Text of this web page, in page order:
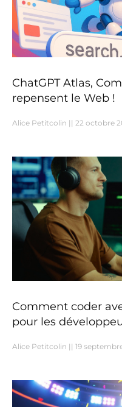
ChatGPT Atlas,
repensent le Web !
Alice Petitcolin 22 octobre
Comment coder
pour les
Alice Petitcolin 19